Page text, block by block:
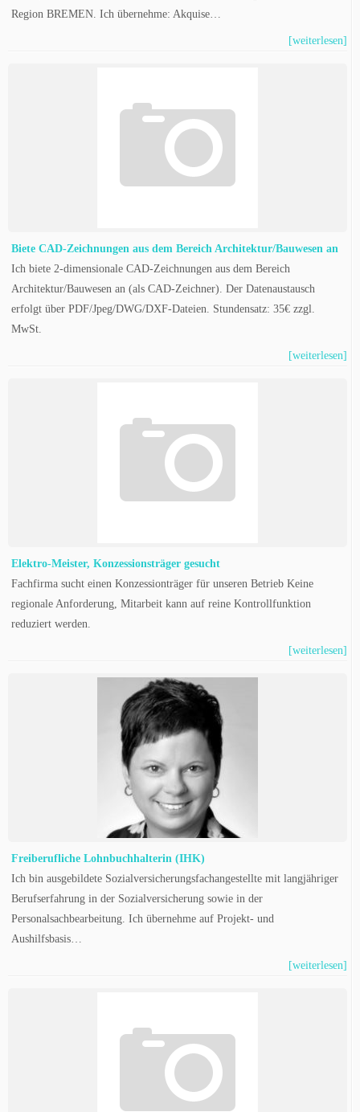
Region BREMEN. Ich übernehme: Akquise…
[weiterlesen]
Biete CAD-Zeichnungen aus dem Bereich Architektur/Bauwesen an
Ich biete 2-dimensionale CAD-Zeichnungen aus dem Bereich
Architektur/Bauwesen an (als CAD-Zeichner). Der Datenaustausch
erfolgt über PDF/Jpeg/DWG/DXF-Dateien. Stundensatz: 35€ zzgl.
MwSt.
[weiterlesen]
Elektro-Meister, Konzessionsträger gesucht
Fachfirma sucht einen Konzessionträger für unseren Betrieb Keine
regionale Anforderung, Mitarbeit kann auf reine Kontrollfunktion
reduziert werden.
[weiterlesen]
Freiberufliche Lohnbuchhalterin (IHK)
Ich bin ausgebildete Sozialversicherungsfachangestellte mit langjähriger
Berufserfahrung in der Sozialversicherung sowie in der
Personalsachbearbeitung. Ich übernehme auf Projekt- und
Aushilfsbasis…
[weiterlesen]